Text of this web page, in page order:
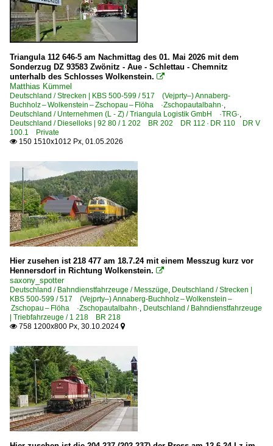
Bahndienstfahrzeuge
Messzüge
Bahndienstfahrzeuge | Triebfahrzeuge
0 708 BR 708.4 Digitales Testfeld Bahn
1 218 BR 218
Bahnhöfe (A - E)
Cranzahl (Erzgebirge)
Bahnhöfe (F - K)
Flöha
Bahnhöfe (R - Z)
Schlettau
Wolkenstein
Bahntechnische Anlagen und Kunstbauten
Brücken und Kreuzungsbauwerke
BR 50 DR 50.35-37 ·DR-Rekolok·
BR 52 DR 52.1-7/52.9 ·Kriegslok·
BR 65.10 DR 65.1 ·DR-Neubau·
BR 75.5 DR 75.1-5 sächs. XIV HT HT
BR 86 DB 086 · DR 86.1
1998
2007
2008
2009
2010
2011
2012
2013
2015
2017
2018
2019
2020
2020
2022
2023
2024
2026
Triangula 112 646-5 am Nachmittag des 01. Mai 2026 mit dem
Sonderzug DZ 93583 Zwönitz - Aue - Schlettau - Chemnitz
unterhalb des Schlosses Wolkenstein. 
Matthias Kümmel
Deutschland / Strecken | KBS 500-599 / 517 (Vejprty–) Annaberg-
Buchholz – Wolkenstein – Zschopau – Flöha ·Zschopautalbahn·,
Deutschland / Unternehmen (L - Z) / Triangula Logistik GmbH ·TRG·,
Deutschland / Dieselloks | 92 80 / 1 202 BR 202 DR 112 · DR 110 DR V
100.1 Private
 150 1510x1012 Px, 01.05.2026
Hier zusehen ist 218 477 am 18.7.24 mit einem Messzug kurz vor
Hennersdorf in Richtung Wolkenstein. 
saxony_spotter
Deutschland / Bahndienstfahrzeuge / Messzüge, Deutschland / Strecken |
KBS 500-599 / 517 (Vejprty–) Annaberg-Buchholz – Wolkenstein –
Zschopau – Flöha ·Zschopautalbahn·, Deutschland / Bahndienstfahrzeuge
| Triebfahrzeuge / 1 218 BR 218
 758 1200x800 Px, 30.10.2024 